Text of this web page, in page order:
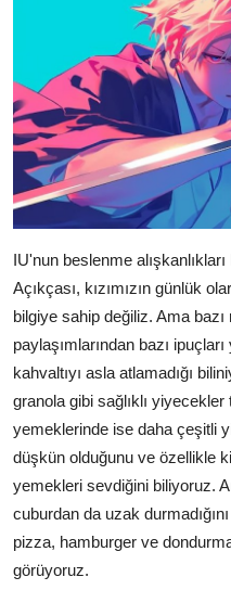
IU'nun beslenme
Açıkçası, kızımızın günlük
bilgiye sahip değiliz. Ama
paylaşımlarından bazı
kahvaltıyı asla atlamadığı
granola gibi sağlıklı
yemeklerinde ise daha çeşitli
düşkün olduğunu ve özellikle
yemekleri sevdiğini biliyoruz.
cuburdan da uzak
pizza, hamburger ve
görüyoruz.